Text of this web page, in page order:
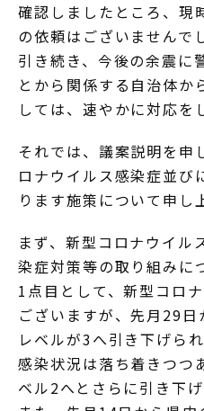
確認しましたところ、現
の依頼はございませんで
引き続き、今後の余震に
とから関係する自治体か
しては、速やかに対応を
それでは、議案説明を申
ロナウイルス感染症並び
ります施策について申し
まず、新型コロナウイル
染症対策等の取り組みに
1点目として、新型コロ
ございますが、先月29
レベルが3へ引き下げら
感染状況は落ち着きつつ
ベル2へとさらに引き下げ